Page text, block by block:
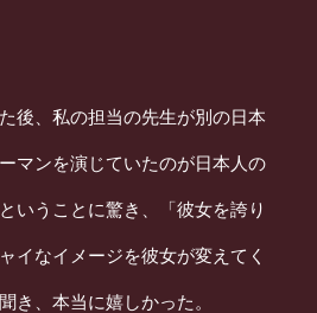
後、私の担当の先生が別の日本
マンを演じていたのが日本人の
いうことに驚き、 「彼女を誇り
イなイメージを彼女が変えてく
き、本当に嬉しかった。